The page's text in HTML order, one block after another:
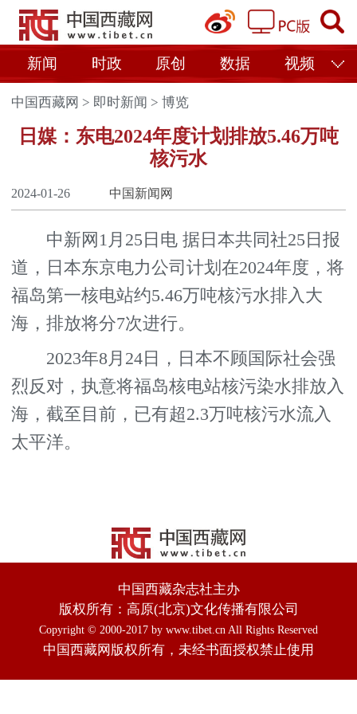
新闻 时政 原创 数据 视频
中国西藏网 > 即时新闻 >博览
日媒：东电2024年度计划排放5.46万吨
核污水
2024-01-26 中国新闻网
中新网1月25日电 据日本共同社25日报
道，日本东京电力公司计划在2024年度，将
福岛第一核电站约5.46万吨核污水排入大
海，排放将分7次进行。
2023年8月24日，日本不顾国际社会强
烈反对，执意将福岛核电站核污染水排放入
海，截至目前，已有超2.3万吨核污水流入
太平洋。
中国西藏杂志社主办
版权所有：高原(北京)文化传播有限公司
Copyright © 2000-2017 by www.tibet.cn All Rights Reserved
中国西藏网版权所有，未经书面授权禁止使用